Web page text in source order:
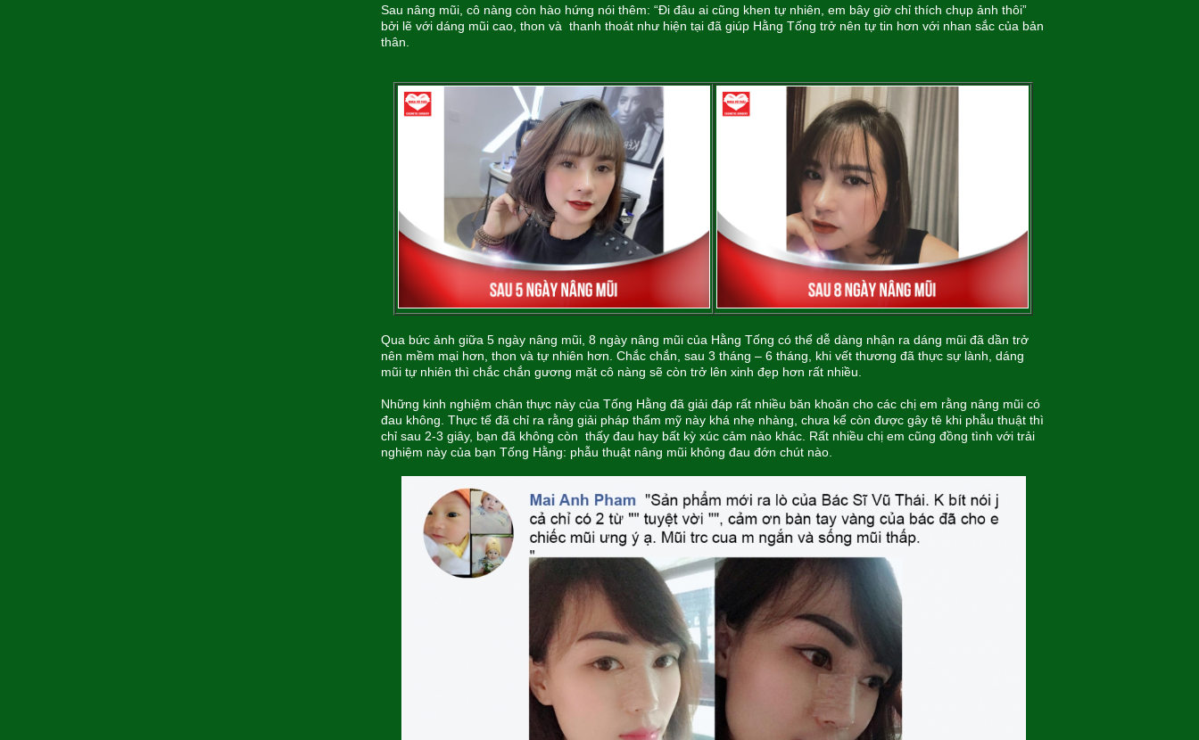
Sau nâng mũi, cô nàng còn hào hứng nói thêm: “Đi đâu ai cũng khen tự nhiên, em bây giờ chỉ thích chụp ảnh thôi”
bởi lẽ với dáng mũi cao, thon và thanh thoát như hiện tại đã giúp Hằng Tống trở nên tự tin hơn với nhan sắc của bản
thân.
Qua bức ảnh giữa 5 ngày nâng mũi, 8 ngày nâng mũi của Hằng Tống có thể dễ dàng nhận ra dáng mũi đã dần trở
nên mềm mại hơn, thon và tự nhiên hơn. Chắc chắn, sau 3 tháng – 6 tháng, khi vết thương đã thực sự lành, dáng
mũi tự nhiên thì chắc chắn gương mặt cô nàng sẽ còn trở lên xinh đẹp hơn rất nhiều.
Những kinh nghiệm chân thực này của Tống Hằng đã giải đáp rất nhiều băn khoăn cho các chị em rằng nâng mũi có
đau không. Thực tế đã chỉ ra rằng giải pháp thẩm mỹ này khá nhẹ nhàng, chưa kể còn được gây tê khi phẫu thuật thì
chỉ sau 2-3 giây, bạn đã không còn thấy đau hay bất kỳ xúc cảm nào khác. Rất nhiều chị em cũng đồng tình với trải
nghiệm này của bạn Tống Hằng: phẫu thuật nâng mũi không đau đớn chút nào.